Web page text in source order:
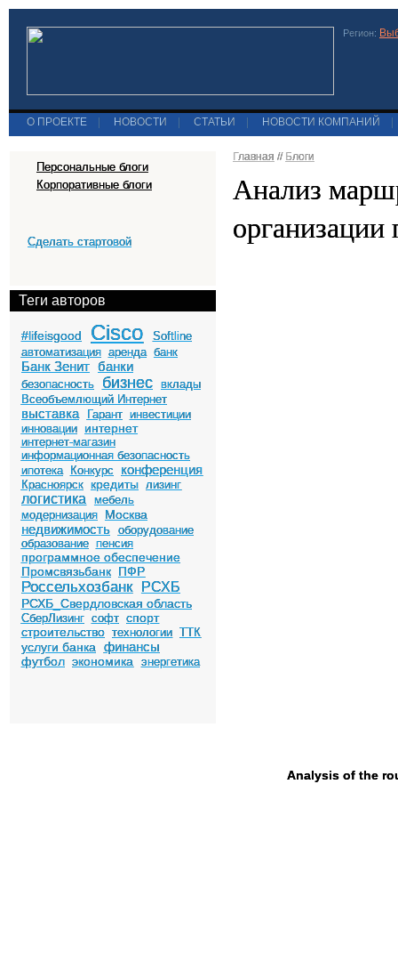
Регион:
О ПРОЕКТЕ НОВОСТИ СТАТЬИ НОВОСТИ КОМПАНИЙ
Персональные блоги
Корпоративные блоги
Сделать стартовой
Теги авторов
#lifeisgood Cisco
Softline
автоматизация аренда банк
Банк Зенит банки
безопасность бизнес
вклады
Всеобъемлющий Интернет
выставка Гарант инвестиции
инновации
интернет
интернет-магазин
информационная безопасность
ипотека
Конкурс конференция
Красноярск кредиты лизинг
логистика
мебель
модернизация
Москва
недвижимость оборудование
образование пенсия
программное обеспечение
Промсвязьбанк ПФР
Россельхозбанк РСХБ
РСХБ_Свердловская область
СберЛизинг софт спорт
строительство технологии ТТК
услуги банка финансы
футбол экономика энергетика
Главная // Блоги
Анализ
организации
Analysis of the